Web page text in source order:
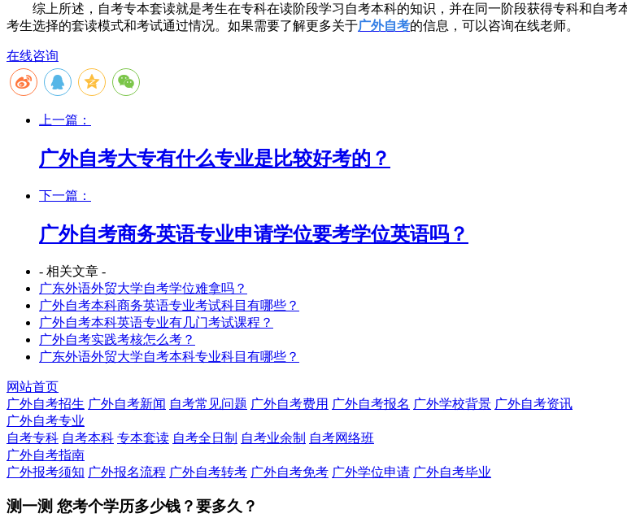
综上所述，自考专本套读就是考生在专科在读阶段学习自考本科的知识，并在同一阶段获得专科和自
考生选择的套读模式和考试通过情况。如果需要了解更多关于广外自考的信息，可以咨询在线老师。
在线咨询
上一篇：
广外自考大专有什么专业是比较好考的？
下一篇：
广外自考商务英语专业申请学位要考学位英语吗？
- 相关文章 -
广东外语外贸大学自考学位难拿吗？
广外自考本科商务英语专业考试科目有哪些？
广外自考本科英语专业有几门考试课程？
广外自考实践考核怎么考？
广东外语外贸大学自考本科专业科目有哪些？
网站首页
广外自考招生 广外自考新闻 自考常见问题 广外自考费用 广外自考报名 广外学校背景 广外自考资讯
广外自考专业
自考专科 自考本科 专本套读 自考全日制 自考业余制 自考网络班
广外自考指南
广外报考须知 广外报名流程 广外自考转考 广外自考免考 广外学位申请 广外自考毕业
测一测 您考个学历多少钱？要多久？